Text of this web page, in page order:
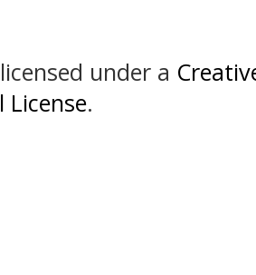
under a
.